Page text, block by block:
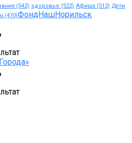
(542) здоровье (522) Афиша (512) Дети
(470)ФондНашНорильск